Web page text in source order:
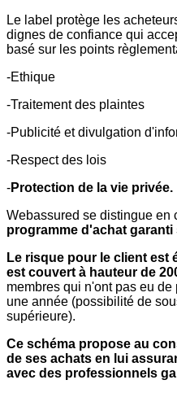
Le label protège les
dignes de confiance qui
basé sur les points
-Ethique
-Traitement des plaintes
-Publicité et divulgation
-Respect des lois
-Protection de la vie privée.
Webassured se distingue en
programme d'achat garanti
Le risque pour le client est
est couvert à hauteur de
membres qui n'ont pas eu
une année (possibilité de
supérieure).
Ce schéma propose au
de ses achats en lui
avec des professionnels